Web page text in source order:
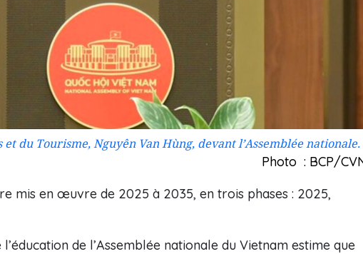
du Tourisme, Nguyên Van Hùng, devant l’Assemblée nationale.
Photo : BCP/
mis en œuvre de 2025 à 2035, en trois phases : 2025,
de l’Assemblée nationale du Vietnam estime que